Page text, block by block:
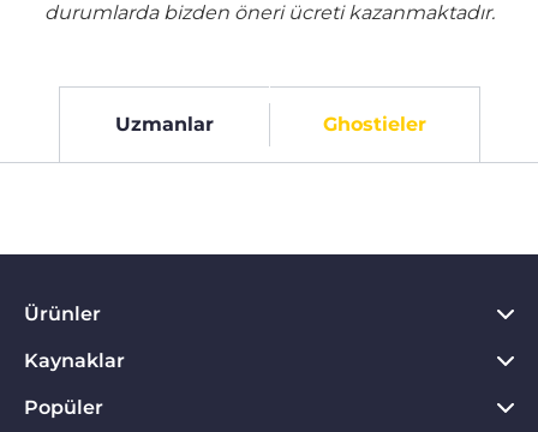
durumlarda bizden öneri ücreti kazanmaktadır.
Uzmanlar Ghostieler
Ürünler
PC için VPN
Chrome için VPN
Kaynaklar
VPN Nedir?
Popüler